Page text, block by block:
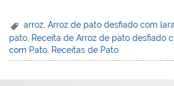
er
e
st
k
e
dI
c
e
b
itt
er
ai
l
h
o
o
arroz ,Arroz de pato desfiado com
pato Receita de Arroz de pato desfiado
com Pato Receitas de Pato